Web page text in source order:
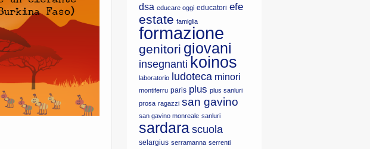
dsa educare oggi educatori efe
estate famiglia
formazione
genitori giovani
insegnanti koinos
laboratorio ludoteca minori
montiferru paris plus plus sanluri
prosa ragazzi san gavino
san gavino monreale sanluri
sardara scuola
selargius serramanna serrenti